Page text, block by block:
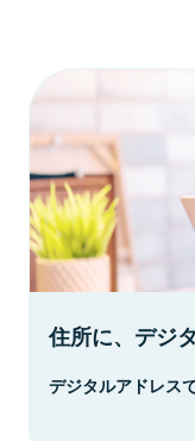
住所に、デジ
デジタルアドレス